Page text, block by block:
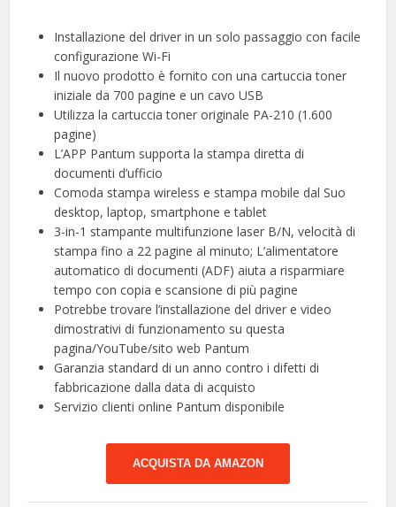
Installazione del driver in un solo passaggio con facile
configurazione Wi-Fi
Il nuovo prodotto è fornito con una cartuccia toner
iniziale da 700 pagine e un cavo USB
Utilizza la cartuccia toner originale PA-210 (1.600
pagine)
L’APP Pantum supporta la stampa diretta di
documenti d’ufficio
Comoda stampa wireless e stampa mobile dal Suo
desktop, laptop, smartphone e tablet
3-in-1 stampante multifunzione laser B/N, velocità di
stampa fino a 22 pagine al minuto; L’alimentatore
automatico di documenti (ADF) aiuta a risparmiare
tempo con copia e scansione di più pagine
Potrebbe trovare l’installazione del driver e video
dimostrativi di funzionamento su questa
pagina/YouTube/sito web Pantum
Garanzia standard di un anno contro i difetti di
fabbricazione dalla data di acquisto
Servizio clienti online Pantum disponibile
ACQUISTA DA AMAZON